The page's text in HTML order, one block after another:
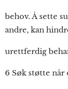
behov. Å sette
andre, kan
urettferdig
6 Søk støtte